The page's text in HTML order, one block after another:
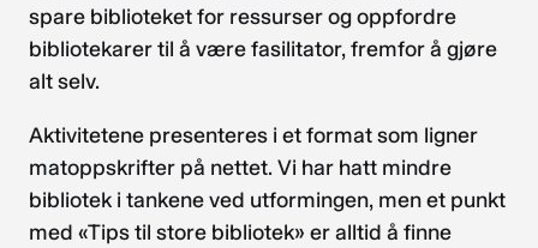
spare biblioteket for ressurser og oppfordre
bibliotekarer til å være fasilitator, fremfor å gjøre
alt selv.
Aktivitetene presenteres i et format som ligner
matoppskrifter på nettet. Vi har hatt mindre
bibliotek i tankene ved utformingen, men et punkt
med «Tips til store bibliotek» er alltid å finne